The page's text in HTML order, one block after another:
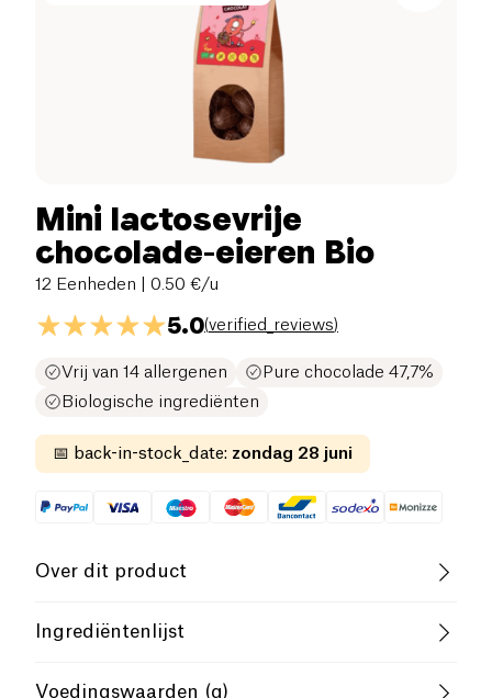
Mini lactosevrije
chocolade-eieren Bio
12 Eenheden | 0.50 €/u
5.0(verified_reviews)
Vrij van 14 allergenen
Pure chocolade 47,7%
Biologische ingrediënten
📅 back-in-stock_date: zondag 28 juni
Over dit product
Glutenvrij (ingrediënten)
Ingrediëntenlijst
zonnebloemlecithine, vanille-extract.
Voedingswaarden (g)